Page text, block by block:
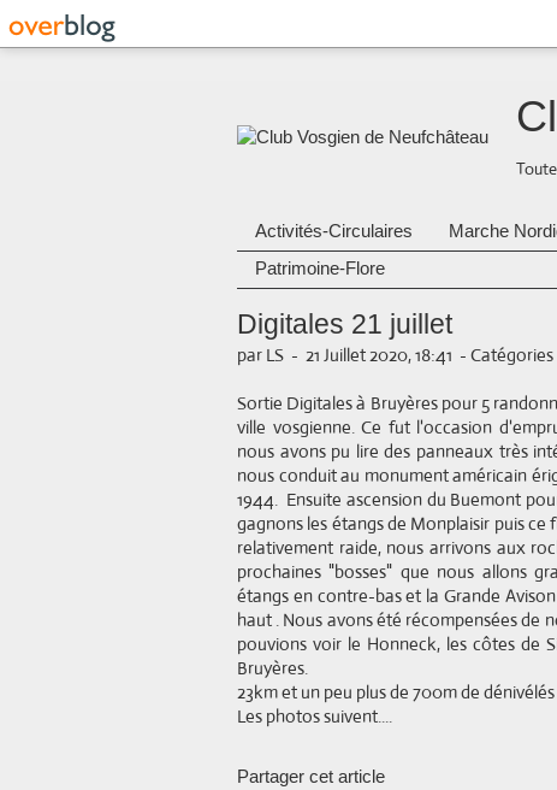
Activités-Circulaires Marche
Patrimoine-Flore
Digitales 21 juillet
par LS - 21 Juillet 2020, 18:41 - Catégories
Sortie Digitales à Bruyères pour 5
ville vosgienne. Ce fut l'occasion
nous avons pu lire des panneaux très
nous conduit au monument américain
1944. Ensuite ascension du Buemont
gagnons les étangs de Monplaisir puis
relativement raide, nous arrivons aux
prochaines "bosses" que nous allons
étangs en contre-bas et la Grande
haut . Nous avons été récompensées de
pouvions voir le Honneck, les côtes de
Bruyères.
23km et un peu plus de 700m de
Les photos suivent....
Partager cet article